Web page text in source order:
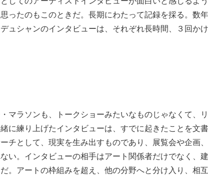
ったのもこのときだ。長期にわたって記録を採る。数
ュシャンのインタビューは、それぞれ長時間、３回か
マラソンも、トークショーみたいなものじゃなくて、
に練り上げたインタビューは、すでに起きたことを文
チとして、現実を生み出すものであり、展覧会や企画
い。インタビューの相手はアート関係者だけでなく、
。アートの枠組みを超え、他の分野へと分け入り、相